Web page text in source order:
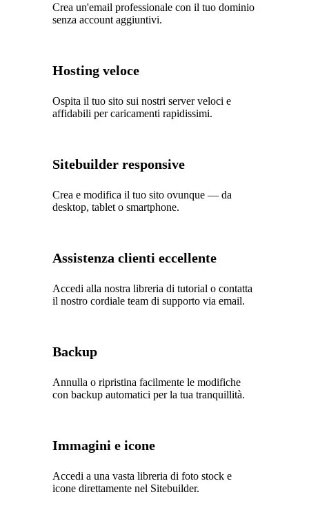
Crea un'email professionale con il tuo dominio
senza account aggiuntivi.
Hosting veloce
Ospita il tuo sito sui nostri server veloci e
affidabili per caricamenti rapidissimi.
Sitebuilder responsive
Crea e modifica il tuo sito ovunque — da
desktop, tablet o smartphone.
Assistenza clienti eccellente
Accedi alla nostra libreria di tutorial o contatta
il nostro cordiale team di supporto via email.
Backup
Annulla o ripristina facilmente le modifiche
con backup automatici per la tua tranquillità.
Immagini e icone
Accedi a una vasta libreria di foto stock e
icone direttamente nel Sitebuilder.